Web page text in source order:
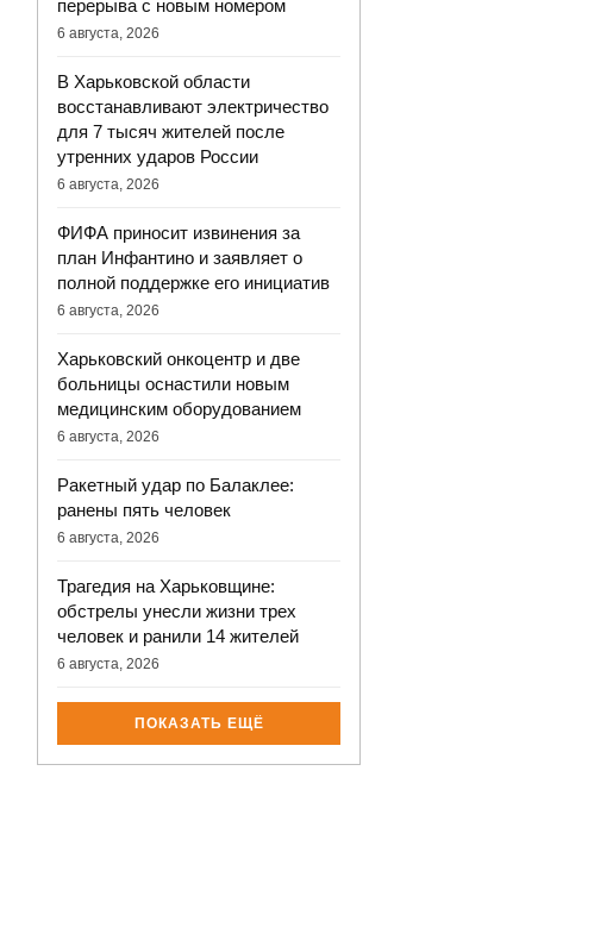
перерыва с новым номером
6 августа, 2026
В Харьковской области
восстанавливают электричество
для 7 тысяч жителей после
утренних ударов России
6 августа, 2026
ФИФА приносит извинения за
план Инфантино и заявляет о
полной поддержке его инициатив
6 августа, 2026
Харьковский онкоцентр и две
больницы оснастили новым
медицинским оборудованием
6 августа, 2026
Ракетный удар по Балаклее:
ранены пять человек
6 августа, 2026
Трагедия на Харьковщине:
обстрелы унесли жизни трех
человек и ранили 14 жителей
6 августа, 2026
ПОКАЗАТЬ ЕЩЁ